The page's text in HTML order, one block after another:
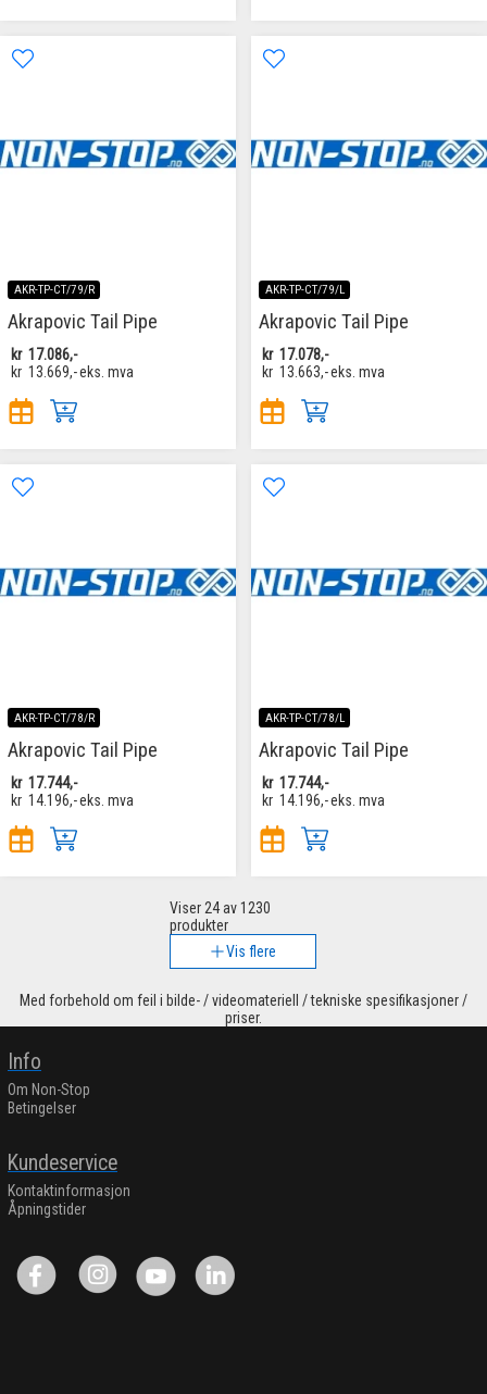
AKR-TP-CT/79/R
Akrapovic Tail Pipe
kr 17.086,-
kr 13.669,-eks. mva
AKR-TP-CT/79/L
Akrapovic Tail Pipe
kr 17.078,-
kr 13.663,-eks. mva
AKR-TP-CT/78/R
Akrapovic Tail Pipe
kr 17.744,-
kr 14.196,-eks. mva
AKR-TP-CT/78/L
Akrapovic Tail Pipe
kr 17.744,-
kr 14.196,-eks. mva
Viser 24av 1230
produkter
Vis flere
Med forbehold om feil i bilde- / videomateriell / tekniske spesifikasjoner /
priser.
Info
Om Non-Stop
Betingelser
Kundeservice
Kontaktinformasjon
Åpningstider